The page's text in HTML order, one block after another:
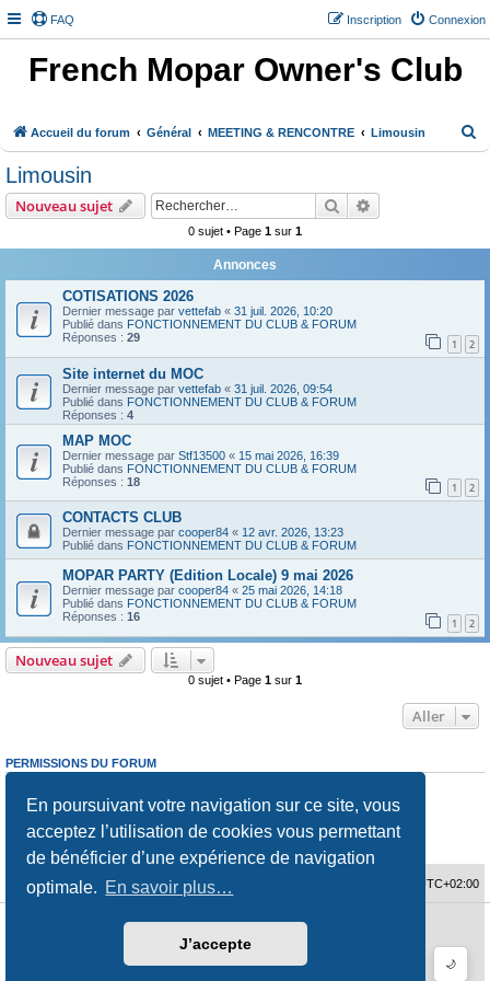
En poursuivant votre navigation sur ce site, vous
acceptez l’utilisation de cookies vous permettant
de bénéficier d’une expérience de navigation
optimale. En savoir plus…
J’accepte
FAQ Connexion
Inscription
French Mopar Owner's Club
Accueil du forum Général MEETING & RENCONTRE Limousin
🌙
Limousin
Nouveau sujet Rechercher
0 sujet • Page 1 sur 1
Annonces
COTISATIONS 2026
Dernier message par vettefab « 31 juil. 2026, 10:20
Publié dans FONCTIONNEMENT DU CLUB & FORUM
Réponses : 29 1 2
Site internet du MOC
Dernier message par vettefab « 31 juil. 2026, 09:54
Publié dans FONCTIONNEMENT DU CLUB & FORUM
Réponses : 4
MAP MOC
Dernier message par Stf13500 « 15 mai 2026, 16:39
Publié dans FONCTIONNEMENT DU CLUB & FORUM
Réponses : 18 1 2
CONTACTS CLUB
Dernier message par cooper84 « 12 avr. 2026, 13:23
Publié dans FONCTIONNEMENT DU CLUB & FORUM
MOPAR PARTY (Edition Locale) 9 mai 2026
Dernier message par cooper84 « 25 mai 2026, 14:18
Publié dans FONCTIONNEMENT DU CLUB & FORUM
Réponses : 16 1 2
Nouveau sujet
0 sujet • Page 1 sur 1
Aller
PERMISSIONS DU FORUM
Vousne pouvez pasrépondre aux sujets dans ce forum
Vousne pouvez pasmodifier vos messages dans ce forum
Vousne pouvez passupprimer vos messages dans ce forum
ne pouvez pas transférer de pièces jointes dans ce forum
Accueil du forum UTC+02:00
Développé parphpBB® Forum Software © phpBB Limited
Traduction française officielle
Fred Rimbert